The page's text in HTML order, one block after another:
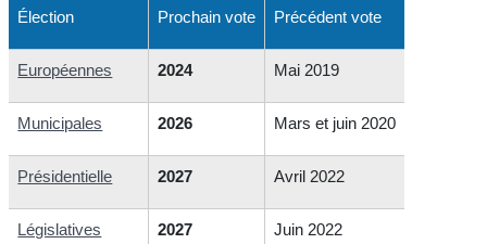
Élection Prochain vote Précédent vote
Européennes 2024 Mai 2019
Municipales 2026 Mars et juin 2020
Présidentielle 2027 Avril 2022
Législatives 2027 Juin 2022